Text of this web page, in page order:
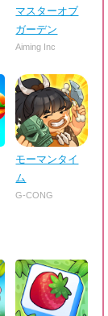
マスターオブ
ガーデン
Aiming Inc
モーマンタイ
ム
G-CONG